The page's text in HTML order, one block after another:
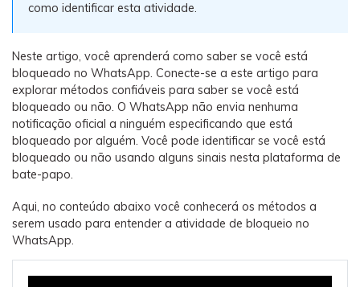
Fazer backup de até 18 tipos de dados e dados do
WhatsApp para o computador. E restaurar
backups facilmente.
Recuperar visulização única de WhatsApp
Recupere todas as mídias de visulização única do
WhatsApp — fotos, vídeos e mensagens de voz.
App
Mutsapper
Concursos e eventos
como identificar esta atividade.
Neste artigo, você aprenderá como saber se você está
bloqueado no WhatsApp. Conecte-se a este artigo para
explorar métodos confiáveis para saber se você está
bloqueado ou não. O WhatsApp não envia nenhuma
notificação oficial a ninguém especificando que está
bloqueado por alguém. Você pode identificar se você está
bloqueado ou não usando alguns sinais nesta plataforma de
bate-papo.
Aqui, no conteúdo abaixo você conhecerá os métodos a
serem usado para entender a atividade de bloqueio no
WhatsApp.